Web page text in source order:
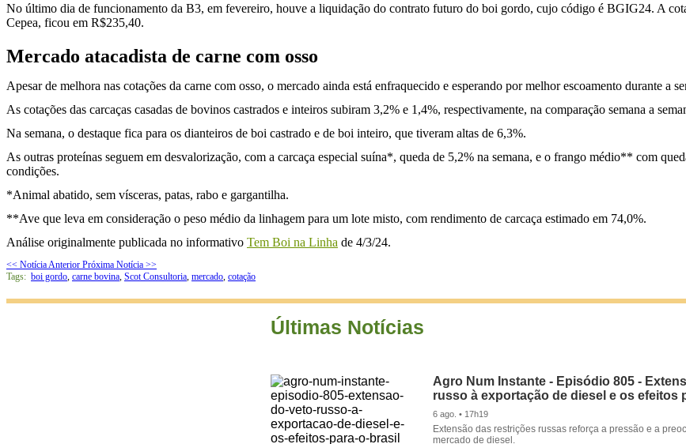
No último dia de funcionamento da B3, em fevereiro, houve a liquidação do contrato futuro do boi gordo, cujo código é BGIG24. A
Cepea, ficou em R$235,40.
Mercado atacadista de carne com osso
Apesar de melhora nas cotações da carne com osso, o mercado ainda está enfraquecido e esperando por melhor escoamento durante a
As cotações das carcaças casadas de bovinos castrados e inteiros subiram 3,2% e 1,4%, respectivamente, na comparação semana a
Na semana, o destaque fica para os dianteiros de boi castrado e de boi inteiro, que tiveram altas de 6,3%.
As outras proteínas seguem em desvalorização, com a carcaça especial suína*, queda de 5,2% na semana, e o frango médio** com
condições.
*Animal abatido, sem vísceras, patas, rabo e gargantilha.
**Ave que leva em consideração o peso médio da linhagem para um lote misto, com rendimento de carcaça estimado em 74,0%.
Análise originalmente publicada no informativo Tem Boi na Linha de 4/3/24.
<< Notícia Anterior Próxima Notícia >>
Tags: boi gordo carne bovina Scot Consultoria mercado cotação
Últimas Notícias
Agro Num Instante - Episódio 805 -
russo à exportação de diesel e os efeitos
6 ago. • 17h19
Extensão das restrições russas reforça a pressão e a
mercado de diesel.